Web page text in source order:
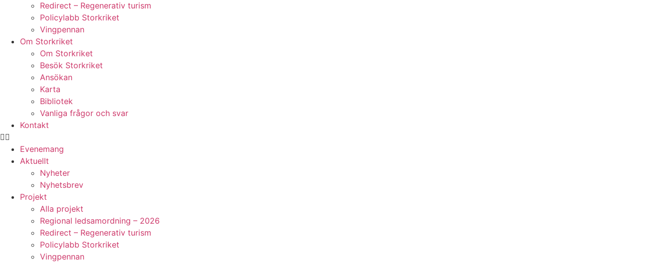
Redirect – Regenerativ turism
Policylabb Storkriket
Vingpennan
Om Storkriket
Om Storkriket
Besök Storkriket
Ansökan
Karta
Bibliotek
Vanliga frågor och svar
Kontakt
Evenemang
Aktuellt
Nyheter
Nyhetsbrev
Projekt
Alla projekt
Regional ledsamordning – 2026
Redirect – Regenerativ turism
Policylabb Storkriket
Vingpennan